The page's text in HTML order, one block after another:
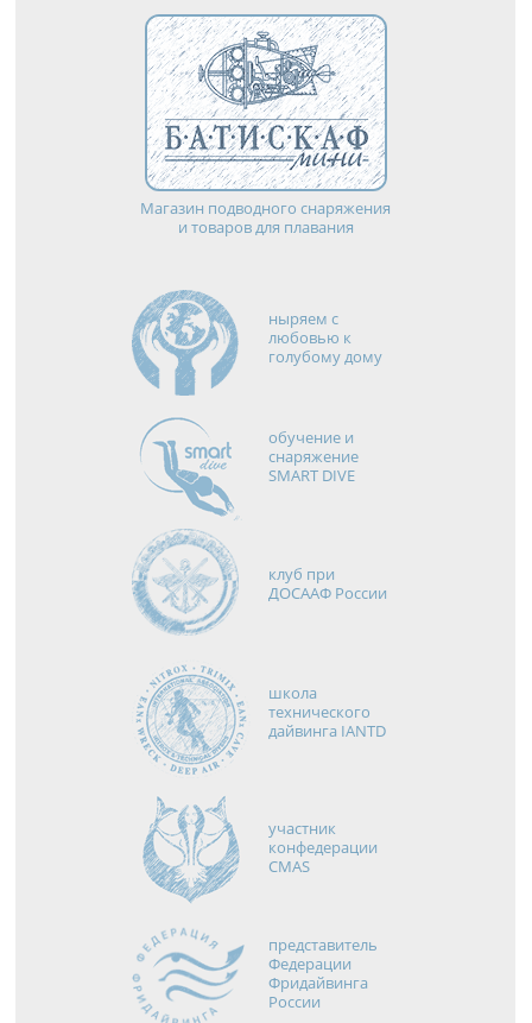
Магазин подводного снаряжения
и товаров для плавания
ныряем с
любовью к
голубому дому
обучение и
снаряжение
SMART DIVE
клуб при
ДОСААФ России
школа
технического
дайвинга IANTD
участник
конфедерации
CMAS
представитель
Федерации
Фридайвинга
России